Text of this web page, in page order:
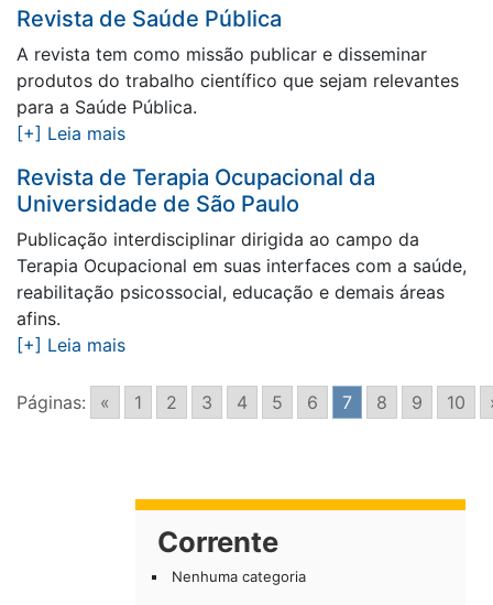
Revista de Saúde Pública
A revista tem como missão publicar e disseminar
produtos do trabalho científico que sejam relevantes
para a Saúde Pública.
[+] Leia mais
Revista de Terapia Ocupacional da
Universidade de São Paulo
Publicação interdisciplinar dirigida ao campo da
Terapia Ocupacional em suas interfaces com a saúde,
reabilitação psicossocial, educação e demais áreas
afins.
[+] Leia mais
Páginas: « 1 2 3 4 5 6 7 8 9 10
Corrente
Nenhuma categoria